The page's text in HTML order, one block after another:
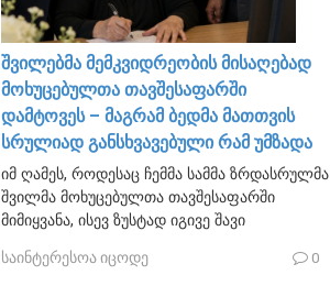
შვილებმა მემკვიდრეობის მისაღებად
მოხუცებულთა თავშესაფარში
დამტოვეს – მაგრამ ბედმა მათთვის
სრულიად განსხვავებული რამ უმზადა
იმ ღამეს, როდესაც ჩემმა სამმა ზრდასრულმა
შვილმა მოხუცებულთა თავშესაფარში
მიმიყვანა, ისევ ზუსტად იგივე შავი
საინტერესოა იცოდე 0